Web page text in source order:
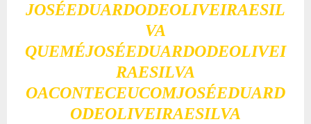
JOSÉEDUARDODEOLIVEIRAESIL
VA
QUEMÉJOSÉEDUARDODEOLIVEI
RAESILVA
OACONTECEUCOMJOSÉEDUARD
ODEOLIVEIRAESILVA